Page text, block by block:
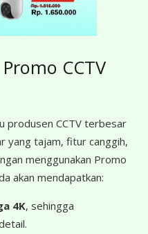
CCTV
produsen CCTV terbesar
yang tajam, fitur canggih,
menggunakan Promo
akan mendapatkan:
4K, sehingga